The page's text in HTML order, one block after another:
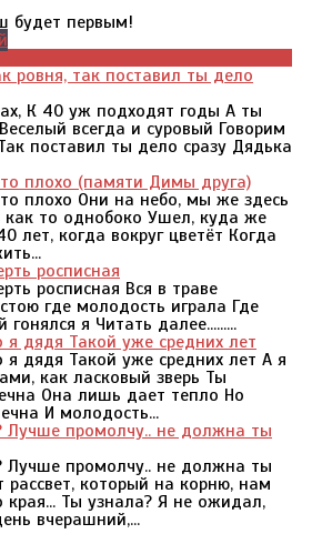
будет первым!
ровня, так поставил ты дело
К 40 уж подходят годы А ты
всегда и суровый Говорим
поставил ты дело сразу Дядька
плохо (памяти Димы друга)
плохо Они на небо, мы же здесь
как то однобоко Ушел, куда же
лет, когда вокруг цветёт Когда
росписная
росписная Вся в траве
где молодость играла Где
я Читать далее.........
я дядя Такой уже средних лет
я дядя Такой уже средних лет А я
как ласковый зверь Ты
Она лишь дает тепло Но
И молодость...
Лучше промолчу.. не должна ты
Лучше промолчу.. не должна ты
который на корню, нам
края... Ты узнала? Я не ожидал,
вчерашний,...